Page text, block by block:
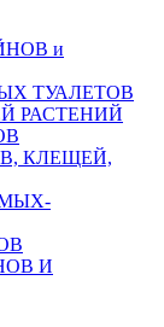
и
ТУАЛЕТОВ
РАСТЕНИЙ
КЛЕЩЕЙ,
И